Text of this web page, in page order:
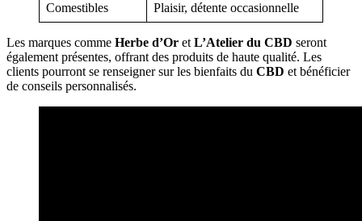
Comestibles Plaisir, détente occasionnelle
Les marques comme Herbe d’Or et L’Atelier du CBD seront
également présentes, offrant des produits de haute qualité. Les
clients pourront se renseigner sur les bienfaits du CBD et bénéficier
de conseils personnalisés.